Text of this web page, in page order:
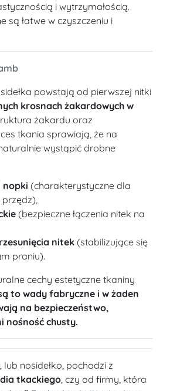
i wytrzymałością.
są łatwe w czyszczeniu i
powstają od pierwszej nitki
krosnach żakardowych w
żakardu oraz
tkania sprawiają, że na
wystąpić drobne
nopki (charakterystyczne dla
(bezpieczne łączenia nitek na
nitek (stabilizujące się
praniu).
cechy estetyczne tkaniny
to wady fabryczne i w żaden
na bezpieczeństwo,
nośność chusty.
lub nosidełko, pochodzi z
tkackiego , czy od firmy, która